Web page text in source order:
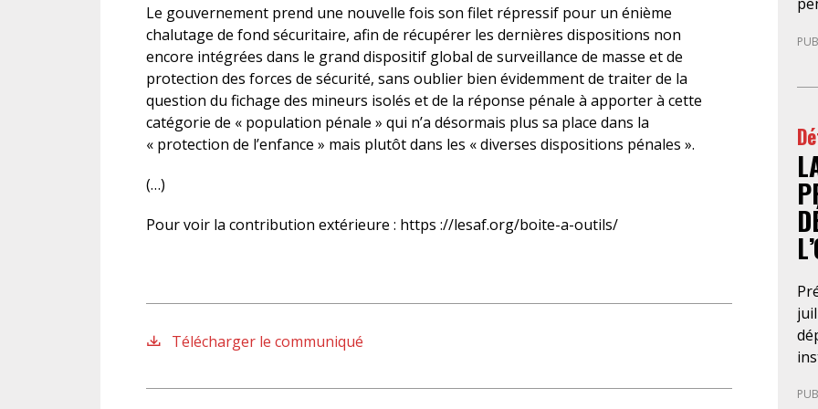
Le gouvernement prend une nouvelle fois son filet répressif pour un énième
chalutage de fond sécuritaire, afin de récupérer les dernières dispositions non
encore intégrées dans le grand dispositif global de surveillance de masse et de
protection des forces de sécurité, sans oublier bien évidemment de traiter de la
question du fichage des mineurs isolés et de la réponse pénale à apporter à cette
catégorie de « population pénale » qui n’a désormais plus sa place dans la
« protection de l’enfance » mais plutôt dans les « diverses dispositions pénales ».
(…)
Pour voir la contribution extérieure : https ://lesaf.org/boite-a-outils/
Télécharger le communiqué
le
le